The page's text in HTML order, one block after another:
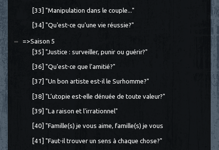
[33] "Manipulation dans le couple..."
[34] "Qu'est-ce qu'une vie réussie?"
=>Saison 5
[35] "Justice : surveiller, punir ou guérir?"
[36] "Qu'est-ce que l'amitié?"
[37] "Un bon artiste est-il le Surhomme?"
[38] "L’utopie est-elle dénuée de toute valeur?"
[39] "La raison et l'irrationnel"
[40] "Famille(s) je vous aime, famille(s) je vous
[41] "Faut-il trouver un sens à chaque chose?"